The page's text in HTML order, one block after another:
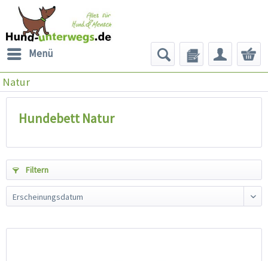
Menü
Natur
Hundebett Natur
Filtern